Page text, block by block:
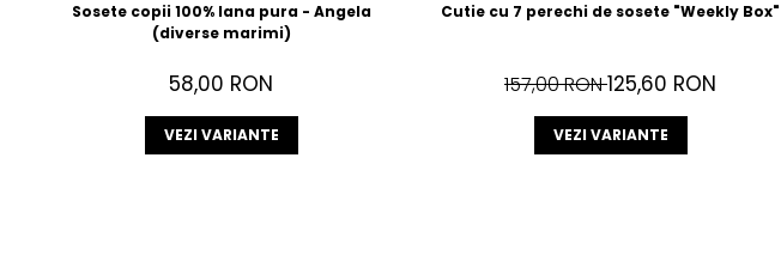
Sosete copii 100% lana pura - Angela
(diverse marimi)
58,00 RON
VEZI VARIANTE
Cutie cu 7 perechi de sosete "Weekly Box"
157,00 RON125,60 RON
VEZI VARIANTE